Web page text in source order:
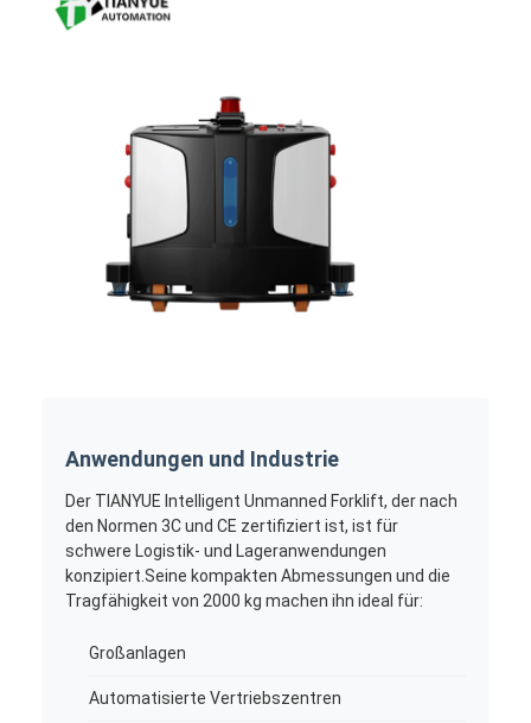
Anwendungen und Industrie
Der TIANYUE Intelligent Unmanned Forklift, der nach
den Normen 3C und CE zertifiziert ist, ist für
schwere Logistik- und Lageranwendungen
konzipiert.Seine kompakten Abmessungen und die
Tragfähigkeit von 2000 kg machen ihn ideal für:
Großanlagen
Automatisierte Vertriebszentren